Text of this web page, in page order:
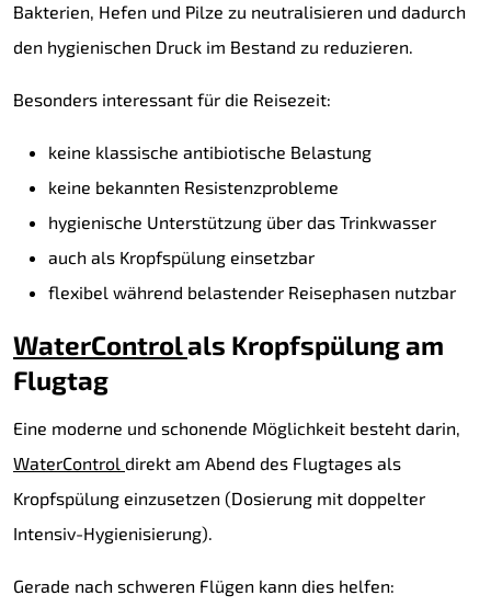
Bakterien, Hefen und Pilze zu neutralisieren und dadurch
den hygienischen Druck im Bestand zu reduzieren.
Besonders interessant für die Reisezeit:
keine klassische antibiotische Belastung
keine bekannten Resistenzprobleme
hygienische Unterstützung über das Trinkwasser
auch als Kropfspülung einsetzbar
flexibel während belastender Reisephasen nutzbar
WaterControlals Kropfspülung am
Flugtag
Eine moderne und schonende Möglichkeit besteht darin,
WaterControl direkt am Abend des Flugtages als
Kropfspülung einzusetzen (Dosierung mit doppelter
Intensiv-Hygienisierung).
Gerade nach schweren Flügen kann dies helfen: